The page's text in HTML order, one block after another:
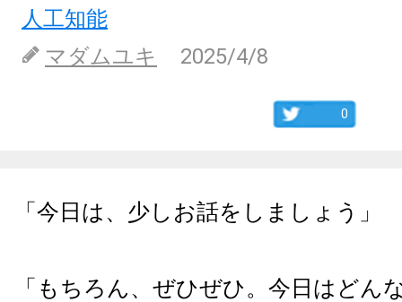
人工知能
マダムユキ
2025/4/8
0
「今日は、少しお話をしましょう」
「もちろん、ぜひぜひ。今日はどん